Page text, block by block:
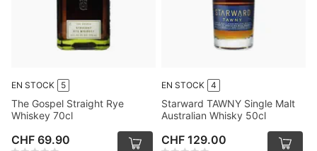
EN STOCK 5
The Gospel Straight Rye
Whiskey 70cl
CHF 69.90
EN STOCK 4
Starward TAWNY Single Malt
Australian Whisky 50cl
CHF 129.00